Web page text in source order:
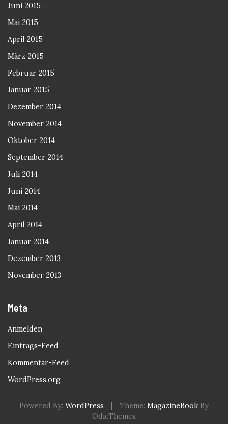
Juni 2015
Mai 2015
April 2015
März 2015
Februar 2015
Januar 2015
Dezember 2014
November 2014
Oktober 2014
September 2014
Juli 2014
Juni 2014
Mai 2014
April 2014
Januar 2014
Dezember 2013
November 2013
Meta
Anmelden
Eintrags-Feed
Kommentar-Feed
WordPress.org
Powered By: WordPress Theme: MagazineBook By
OdieThemes